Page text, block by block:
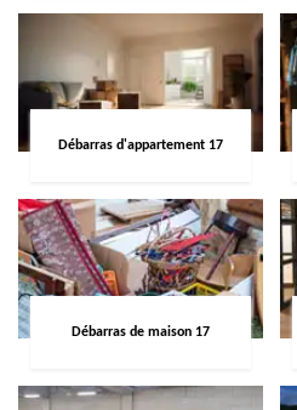
Débarras d'appartement 17
Débarras de maison 17